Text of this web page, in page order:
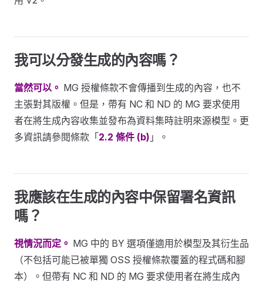
我可以分發生成的內容嗎？
當然可以。 MG 授權條款不會傳播到生成的內容，也不
主張對其版權。但是，帶有 NC 和 ND 的 MG 要求使用
者在將生成內容收集並發布為資料集時註明來源模型。更
多資訊請參閱條款「2.2 條件 (b) 」。
我應該在生成的內容中保留署名資訊
嗎？
視情況而定。 MG 中的 BY 選項僅適用於模型及其衍生品
（不包括可能已被單獨 OSS 授權條款覆蓋的程式碼和腳
本）。但帶有 NC 和 ND 的 MG 要求使用者在將生成內